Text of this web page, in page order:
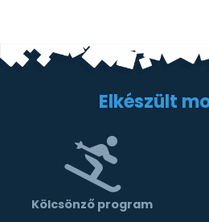
Elkészült
Kölcsönző program